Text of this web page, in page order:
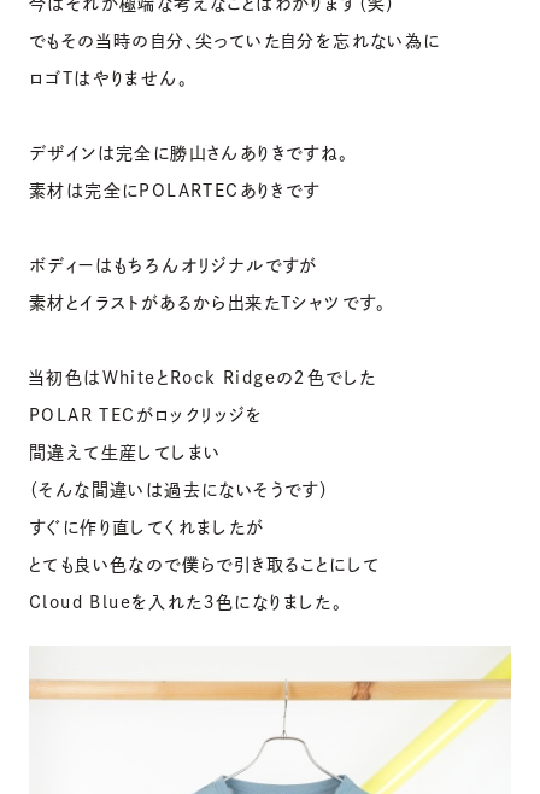
今はそれが極端な考えなことはわかります（笑）
でもその当時の自分、尖っていた自分を忘れない為に
ロゴTはやりません。
デザインは完全に勝山さんありきですね。
素材は完全にPOLARTECありきです
ボディーはもちろんオリジナルですが
素材とイラストがあるから出来たTシャツです。
当初色はWhiteとRock Ridgeの２色でした
POLAR TECがロックリッジを
間違えて生産してしまい
（そんな間違いは過去にないそうです）
すぐに作り直してくれましたが
とても良い色なので僕らで引き取ることにして
Cloud Blueを入れた３色になりました。